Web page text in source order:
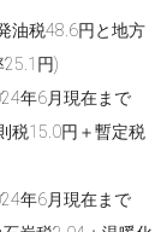
油税48.6円と地方
円)
年6月現在まで
税15.0円＋暫定税
年6月現在まで